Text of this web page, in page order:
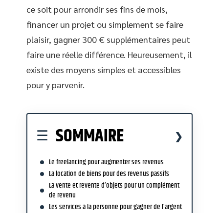
ce soit pour arrondir ses fins de mois,
financer un projet ou simplement se faire
plaisir, gagner 300 € supplémentaires peut
faire une réelle différence. Heureusement, il
existe des moyens simples et accessibles
pour y parvenir.
SOMMAIRE
Le freelancing pour augmenter ses revenus
La location de biens pour des revenus passifs
La vente et revente d’objets pour un complément
de revenu
Les services à la personne pour gagner de l’argent